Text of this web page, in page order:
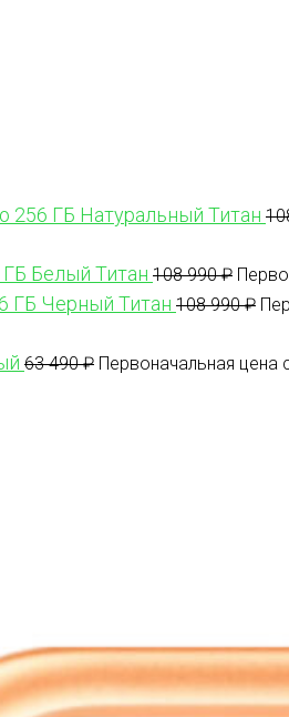
256 ГБ Натуральный Титан
Белый Титан 108 990₽
ГБ Черный Титан 108 990₽
63 490₽ Первоначальная цена